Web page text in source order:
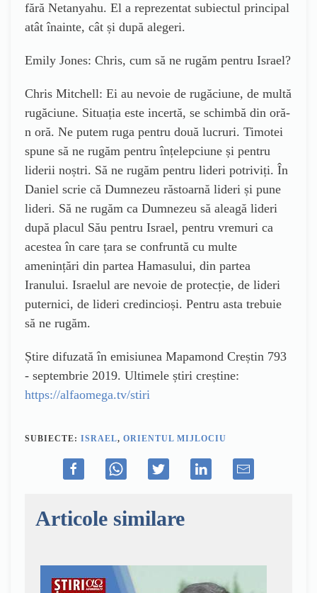
fără Netanyahu. El a reprezentat subiectul principal
atât înainte, cât și după alegeri.
Emily Jones: Chris, cum să ne rugăm pentru Israel?
Chris Mitchell: Ei au nevoie de rugăciune, de multă
rugăciune. Situația este incertă, se schimbă din oră-
n oră. Ne putem ruga pentru două lucruri. Timotei
spune să ne rugăm pentru înțelepciune și pentru
liderii noștri. Să ne rugăm pentru lideri potriviți. În
Daniel scrie că Dumnezeu răstoarnă lideri și pune
lideri. Să ne rugăm ca Dumnezeu să aleagă lideri
după placul Său pentru Israel, pentru vremuri ca
acestea în care țara se confruntă cu multe
amenințări din partea Hamasului, din partea
Iranului. Israelul are nevoie de protecție, de lideri
puternici, de lideri credincioși. Pentru asta trebuie
să ne rugăm.
Știre difuzată în emisiunea Mapamond Creștin 793
- septembrie 2019. Ultimele știri creștine:
https://alfaomega.tv/stiri
SUBIECTE: ISRAEL, ORIENTUL MIJLOCIU
Articole similare